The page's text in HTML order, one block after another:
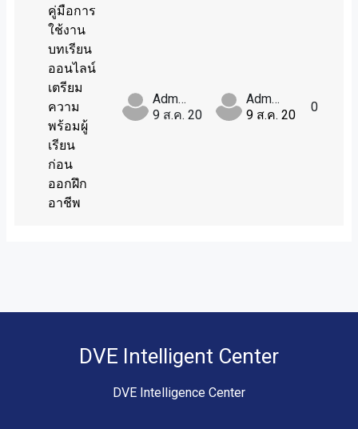
คู่มือการ
ใช้งาน
บทเรียน
ออนไลน์
เตรียม
ความ
พร้อมผู้
เรียน
ก่อน
ออกฝึก
อาชีพ
Admin User
9 ส.ค. 2024
Admin User
9 ส.ค. 2024
0
DVE Intelligent Center
DVE Intelligence Center